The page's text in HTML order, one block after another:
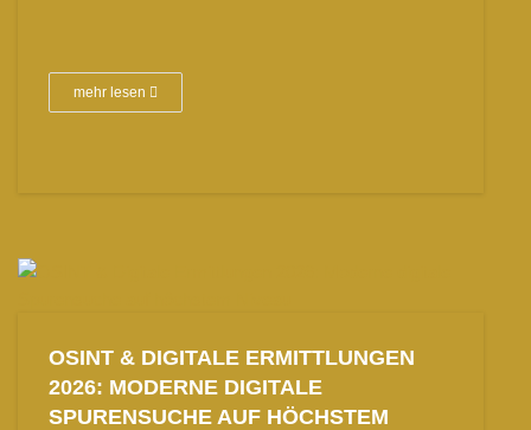
mehr lesen
OSINT & DIGITALE ERMITTLUNGEN
2026: MODERNE DIGITALE
SPURENSUCHE AUF HÖCHSTEM